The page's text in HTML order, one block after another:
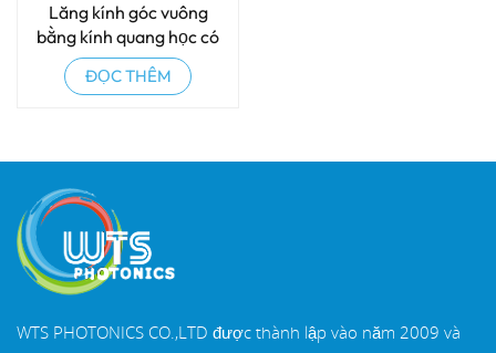
Lăng kính góc vuông
bằng kính quang học có
độ chính xác cao
ĐỌC THÊM
WTS PHOTONICS CO.,LTD được thành lập vào năm 2009 và